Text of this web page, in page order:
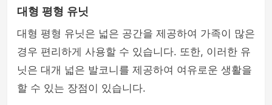
대형 평형 유닛
대형 평형 유닛은 넓은 공간을 제공하여 가족이 많은
경우 편리하게 사용할 수 있습니다. 또한, 이러한 유
닛은 대개 넓은 발코니를 제공하여 여유로운 생활을
할 수 있는 장점이 있습니다.